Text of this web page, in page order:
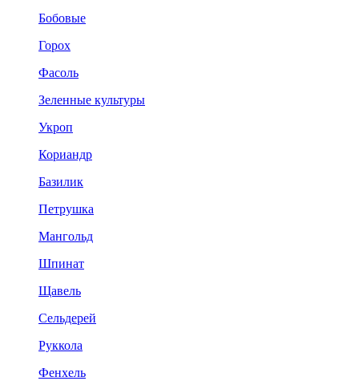
Бобовые
Горох
Фасоль
Зеленные культуры
Укроп
Кориандр
Базилик
Петрушка
Мангольд
Шпинат
Щавель
Сельдерей
Руккола
Фенхель